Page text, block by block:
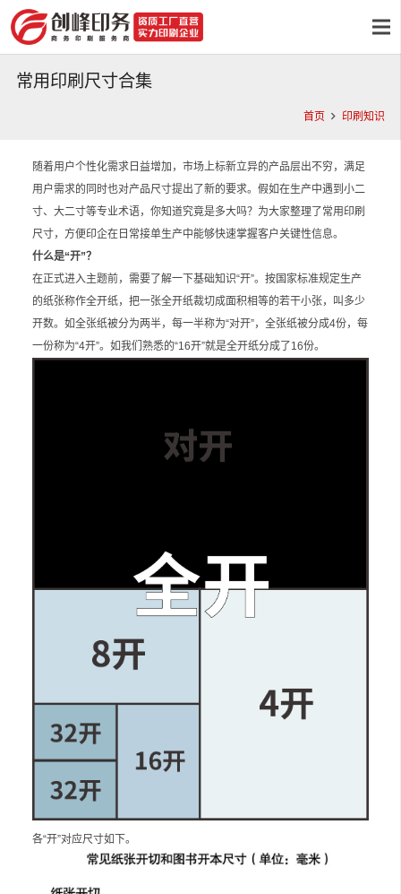
常用印刷尺寸合集
首页 印刷知识
随着用户个性化需求日益增加，市场上标新立异的产品层出不穷，满足
用户需求的同时也对产品尺寸提出了新的要求。假如在生产中遇到小二
寸、大二寸等专业术语，你知道究竟是多大吗？为大家整理了常用印刷
尺寸，方便印企在日常接单生产中能够快速掌握客户关键性信息。
什么是“开”？
在正式进入主题前，需要了解一下基础知识“开”。按国家标准规定生产
的纸张称作全开纸，把一张全开纸裁切成面积相等的若干小张，叫多少
开数。如全张纸被分为两半，每一半称为“对开”，全张纸被分成4份，每
一份称为“4开”。如我们熟悉的“16开”就是全开纸分成了16份。
各“开”对应尺寸如下。